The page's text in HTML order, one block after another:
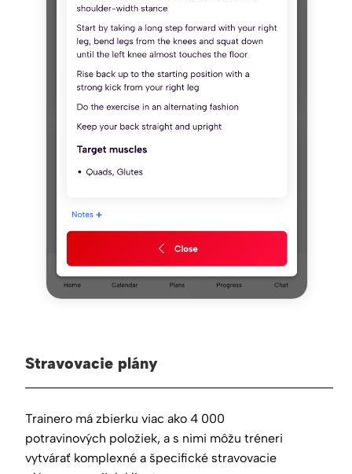
Stravovacie plány
Trainero má zbierku viac ako 4 000
potravinových položiek, a s nimi môžu tréneri
vytvárať komplexné a špecifické stravovacie